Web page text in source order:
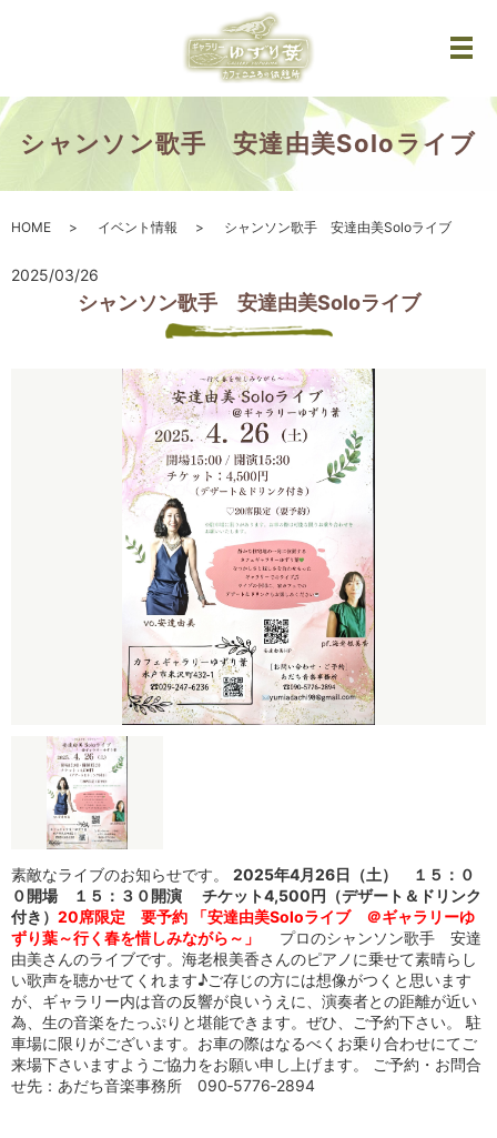
メ
シャンソン歌手 安達由美Soloライブ
HOME イベント情報 シャンソン歌手 安達由美Soloライブ
2025/03/26
シャンソン歌手 安達由美Soloライブ
素敵なライブのお知らせです。 2025年4月26日（土） １５：０
０開場 １５：３０開演
チケット4,500円（デザート＆ドリンク
付き） 20席限定 要予約
「安達由美Soloライブ ＠ギャラリーゆ
ずり葉～行く春を惜しみながら～」
プロのシャンソン歌手 安達
由美さんのライブです。海老根美香さんのピアノに乗せて素晴らし
い歌声を聴かせてくれます♪ご存じの方には想像がつくと思います
が、ギャラリー内は音の反響が良いうえに、演奏者との距離が近い
為、生の音楽をたっぷりと堪能できます。ぜひ、ご予約下さい。 駐
車場に限りがございます。お車の際はなるべくお乗り合わせにてご
来場下さいますようご協力をお願い申し上げます。 ご予約・お問合
せ先：あだち音楽事務所 090‐5776‐2894